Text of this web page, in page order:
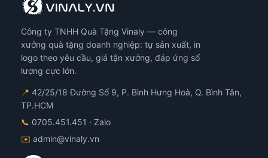
Công ty TNHH Quà Tặng Vinaly — công
xưởng quà tặng doanh nghiệp: tự sản xuất, in
logo theo yêu cầu, giá tận xưởng, đáp ứng số
lượng cực lớn.
📍 42/25/18 Đường Số 9, P. Bình Hưng Hoà, Q. Bình Tân,
TP.HCM
📞 0705.451.451 · Zalo
✉️ admin@vinaly.vn